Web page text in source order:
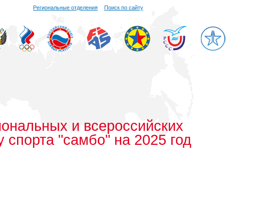
Региональные отделения Поиск по сайту
и всероссийских
"самбо" на 2025 год